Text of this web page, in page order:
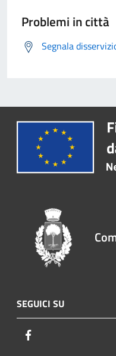
Problemi in città
Segnala
SEGUICI SU